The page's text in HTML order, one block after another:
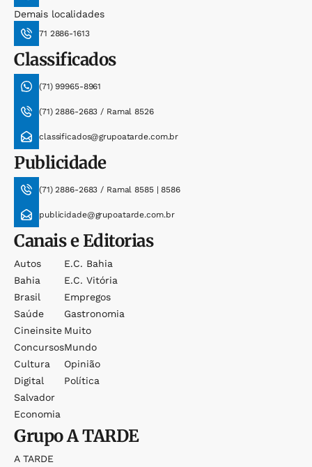
Demais localidades
71 2886-1613
Classificados
(71) 99965-8961
(71) 2886-2683 / Ramal 8526
classificados@grupoatarde.com.br
Publicidade
(71) 2886-2683 / Ramal 8585 | 8586
publicidade@grupoatarde.com.br
Canais e Editorias
Autos
Bahia
Brasil
Saúde
Cineinsite
Concursos
Cultura
Digital
Salvador
Economia
E.c. Bahia
E.c. Vitória
Empregos
Gastronomia
Muito
Mundo
Opinião
Política
GrupoA TARDE
A TARDE